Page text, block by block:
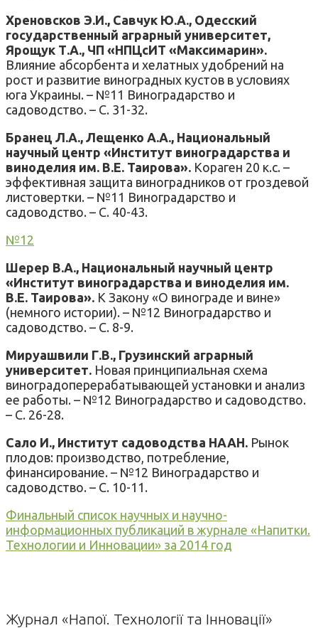
Хреновсков Э.И., Савчук Ю.А., Одесский
государственный аграрный университет,
Ярощук Т.А., ЧП «НПЦсИТ «Максимарин».
Влияние абсорбента и хелатных удобрений на
рост и развитие виноградных кустов в условиях
юга Украины. – №11 Виноградарство и
садоводство. – С. 31-32.
Бранец Л.А., Лещенко А.А., Национальный
научный центр «Институт виноградарства и
виноделия им. В.Е. Таирова». Кораген 20 к.с. –
эффективная защита виноградников от гроздевой
листовертки. – №11 Виноградарство и
садоводство. – С. 40-43.
№12
Шерер В.А., Национальный научный центр
«Институт виноградарства и виноделия им.
В.Е. Таирова». К Закону «О винограде и вине»
(немного истории). – №12 Виноградарство и
садоводство. – С. 8-9.
Мируашвили Г.В., Грузинский аграрный
университет. Новая принципиальная схема
виноградоперерабатывающей установки и анализ
ее работы. – №12 Виноградарство и садоводство.
– С. 26-28.
Сало И., Институт садоводства НААН. Рынок
плодов: производство, потребление,
финансирование. – №12 Виноградарство и
садоводство. – С. 10-11.
Финальный список научных и научно-
информационных публикаций в журнале «Напитки.
Технологии и Инновации» за 2014 год
Журнал «Напої. Технології та Інновації»